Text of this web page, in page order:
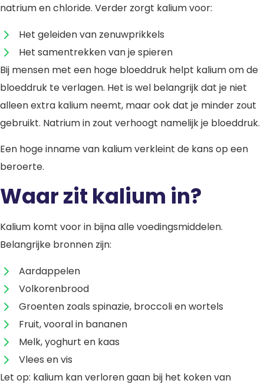
natrium en chloride. Verder zorgt kalium voor:
Het geleiden van zenuwprikkels
Het samentrekken van je spieren
Bij mensen met een hoge bloeddruk helpt kalium om de
bloeddruk te verlagen. Het is wel belangrijk dat je niet
alleen extra kalium neemt, maar ook dat je minder zout
gebruikt. Natrium in zout verhoogt namelijk je bloeddruk.
Een hoge inname van kalium verkleint de kans op een
beroerte.
Waar zit kalium in?
Kalium komt voor in bijna alle voedingsmiddelen.
Belangrijke bronnen zijn:
Aardappelen
Volkorenbrood
Groenten zoals spinazie, broccoli en wortels
Fruit, vooral in bananen
Melk, yoghurt en kaas
Vlees en vis
Let op: kalium kan verloren gaan bij het koken van